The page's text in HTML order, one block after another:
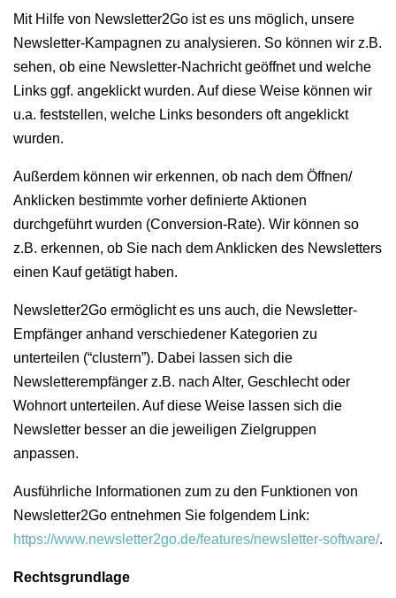
Mit Hilfe von Newsletter2Go ist es uns möglich, unsere
Newsletter-Kampagnen zu analysieren. So können wir z.B.
sehen, ob eine Newsletter-Nachricht geöffnet und welche
Links ggf. angeklickt wurden. Auf diese Weise können wir
u.a. feststellen, welche Links besonders oft angeklickt
wurden.
Außerdem können wir erkennen, ob nach dem Öffnen/
Anklicken bestimmte vorher definierte Aktionen
durchgeführt wurden (Conversion-Rate). Wir können so
z.B. erkennen, ob Sie nach dem Anklicken des Newsletters
einen Kauf getätigt haben.
Newsletter2Go ermöglicht es uns auch, die Newsletter-
Empfänger anhand verschiedener Kategorien zu
unterteilen (“clustern”). Dabei lassen sich die
Newsletterempfänger z.B. nach Alter, Geschlecht oder
Wohnort unterteilen. Auf diese Weise lassen sich die
Newsletter besser an die jeweiligen Zielgruppen
anpassen.
Ausführliche Informationen zum zu den Funktionen von
Newsletter2Go entnehmen Sie folgendem Link:
https://www.newsletter2go.de/features/newsletter-software/.
Rechtsgrundlage